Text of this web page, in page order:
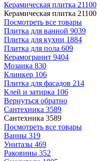
Керамическая плитка 21100
Керамическая плитка 21100
Посмотреть все товары
Плитка для ванной 9039
Плитка для кухни 1884
Плитка для пола 609
Керамогранит 9404
Мозаика 830
Клинкер 106
Плитка для фасадов 214
Клей и затирка 106
Вернуться обратно
Сантехника 3589
Сантехника 3589
Посмотреть все товары
Ванны 319
Унитазы 469
Раковины 352